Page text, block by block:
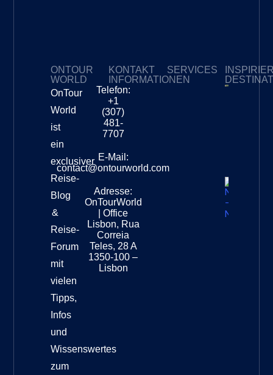
ONTOUR
WORLD
OnTour
World
ist
ein
exclusiver
Reise-
Blog
&
Reise-
Forum
mit
vielen
Tipps,
Infos
und
Wissenswertes
zum
KONTAKT
INFORMATIONEN
Telefon:
+1
(307)
481-
7707
E-Mail:
contact@ontourworld.com
Adresse:
OnTourWorld
| Office
Lisbon, Rua
Correia
Teles, 28 A
1350-100 –
Lisbon
SERVICES